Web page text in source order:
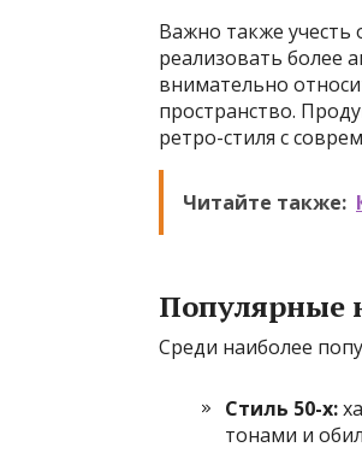
Важно также
реализовать более
внимательно
пространство.
ретро-стиля с
Читайте также:
Популярные
Среди наиболее
Стиль 50-х:
тонами и